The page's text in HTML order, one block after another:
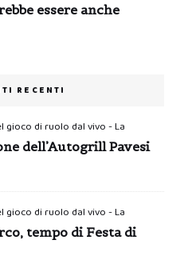
essere anche
RECENTI
gioco di ruolo dal vivo - La
dell’Autogrill Pavesi
gioco di ruolo dal vivo - La
tempo di Festa di